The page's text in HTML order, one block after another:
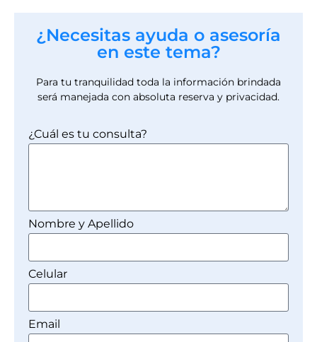
¿Necesitas ayuda o asesoría
en este tema?
Para tu tranquilidad toda la información brindada
será manejada con absoluta reserva y privacidad.
¿Cuál es tu consulta?
Nombre y Apellido
Celular
Email